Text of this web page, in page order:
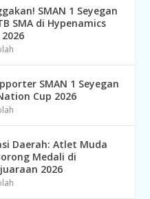
SMAN 1 Seyegan
SMA di Hypenamics
SMAN 1 Seyegan
Cup 2026
Daerah: Atlet Muda
Medali di
2026